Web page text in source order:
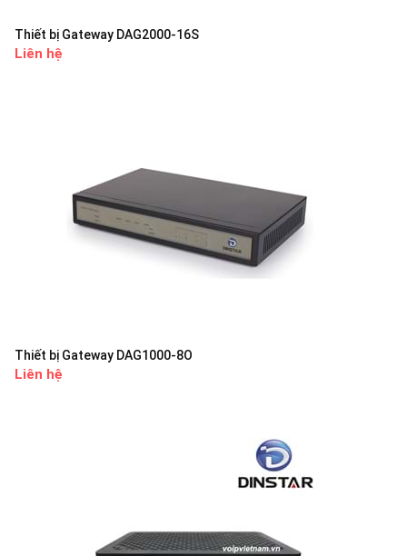
Thiết bị Gateway DAG2000-16S
Liên hệ
Thiết bị Gateway DAG1000-8O
Liên hệ